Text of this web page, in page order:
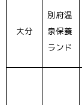
大分
別府温
泉保養
ランド